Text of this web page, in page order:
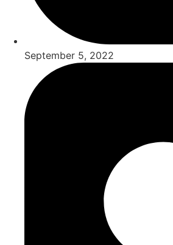
September 5, 2022